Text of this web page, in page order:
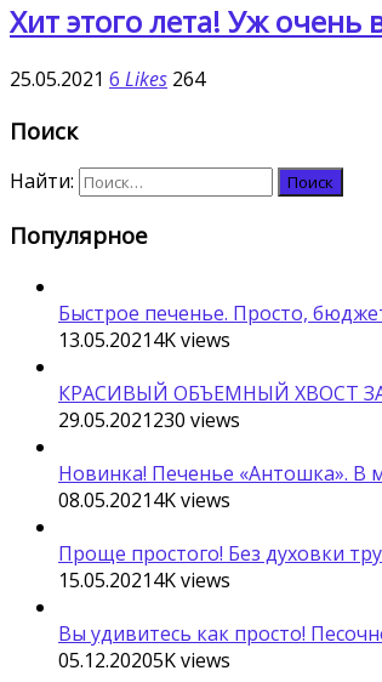
Хит этого лета! Уж очень
25.05.2021 6 Likes 264
Поиск
Найти:
Популярное
Быстрое печенье. Просто,
13.05.20214Kviews
КРАСИВЫЙ ОБЪЕМНЫЙ ХВОСТ ЗА
29.05.2021230 views
Новинка! Печенье «Антошка». В
08.05.20214Kviews
Проще простого! Без духовки
15.05.20214Kviews
Вы удивитесь как просто!
05.12.20205Kviews